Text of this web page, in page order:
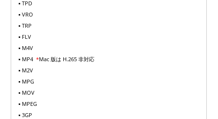
▪ TPD
▪ VRO
▪ TRP
▪ FLV
▪ M4V
▪ MP4*Mac 版は H.265 非対応
▪ M2V
▪ MPG
▪ MOV
▪ MPEG
▪ 3GP